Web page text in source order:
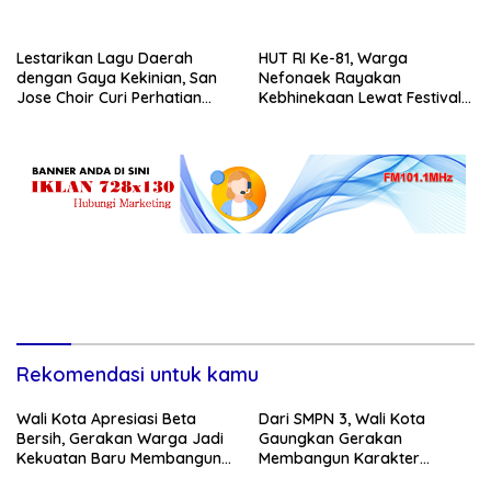
Lestarikan Lagu Daerah
dengan Gaya Kekinian, San
Jose Choir Curi Perhatian
HUT RI Ke-81, Warga
Nefonaek Rayakan
Kebhinekaan Lewat Festival
Rekomendasi untuk kamu
Wali Kota Apresiasi Beta
Bersih, Gerakan Warga Jadi
Kekuatan Baru Membangun
Dari SMPN 3, Wali Kota
Gaungkan Gerakan
Membangun Karakter